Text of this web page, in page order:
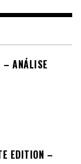
– ANÁLISE
EDITION –